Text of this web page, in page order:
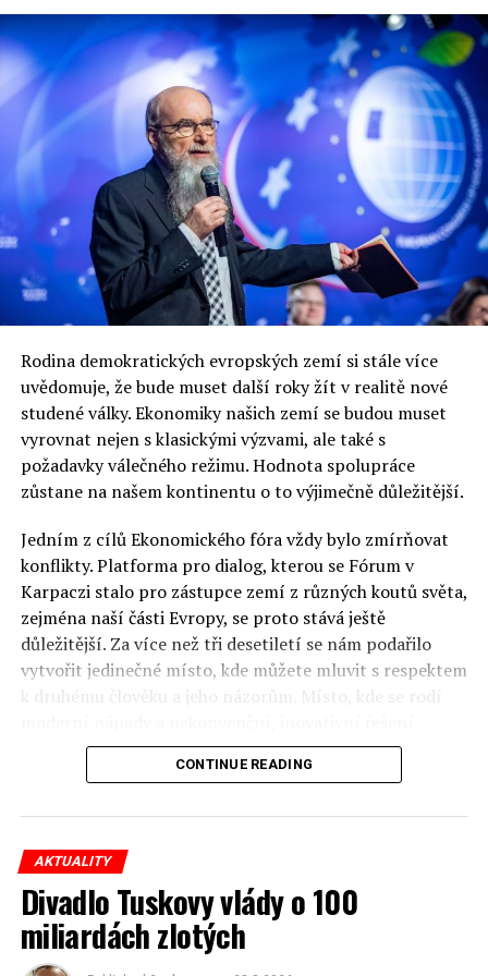
Bronislawa Hillova
spolupracující redaktorka
Rodina demokratických evropských zemí si stále více
uvědomuje, že bude muset další roky žít v realitě nové
studené války. Ekonomiky našich zemí se budou muset
vyrovnat nejen s klasickými výzvami, ale také s
požadavky válečného režimu. Hodnota spolupráce
zůstane na našem kontinentu o to výjimečně důležitější.
Jedním z cílů Ekonomického fóra vždy bylo zmírňovat
konflikty. Platforma pro dialog, kterou se Fórum v
Karpaczi stalo pro zástupce zemí z různých koutů světa,
zejména naší části Evropy, se proto stává ještě
důležitější. Za více než tři desetiletí se nám podařilo
vytvořit jedinečné místo, kde můžete mluvit s respektem
k druhému člověku a jeho názorům. Místo, kde se rodí
Polsko musí mít instituce, jejichž horizont činnosti je
politický tým. Pouze to vám dává šanci skutečně řešit
problémy. Hosty Fóra jsou prezidenti, předsedové vlád,
ministři, politici a představitelé samosprávy, prezidenti
korporací, lidé z kultury, renomovaní vědci, novináři a
zástupci nevládních organizací.
CONTINUE READING
AKTUALITY
Divadlo Tuskovy vlády o 100
miliardách zlotých